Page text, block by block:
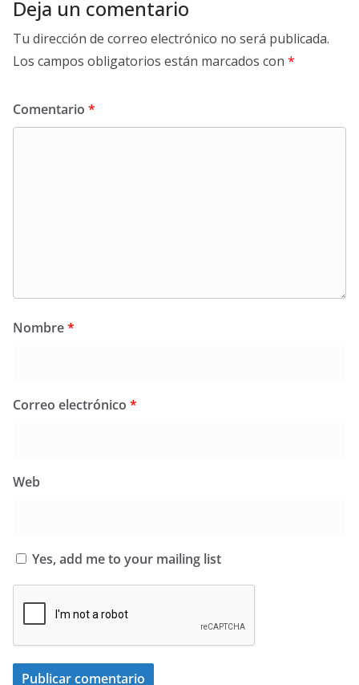
Deja un comentario
Tu dirección de correo electrónico no será publicada.
Los campos obligatorios están marcados con *
Comentario *
Nombre*
Correo electrónico *
Web
Yes, add me to your mailing list